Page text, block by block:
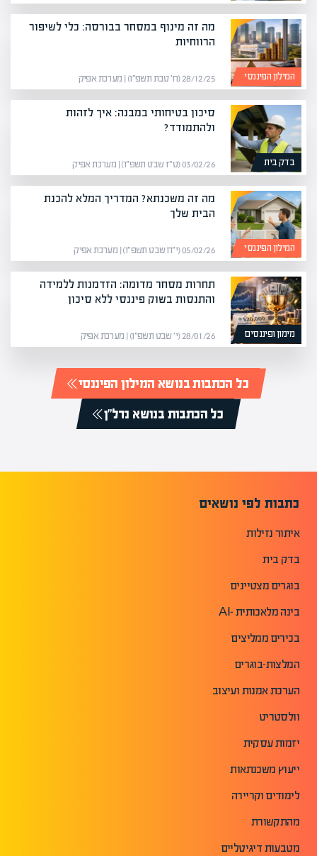
המילון הפיננסי
מה זה מינוף במסחר בבורסה: כלי לשיפור
הרווחיות
28/12/25 (ח׳ טבת תשפ״ו) | מערכת אפיק
בדק בית
סיכון בטיחותי במבנה: איך לזהות
ולהתמודד?
03/02/26 (ט״ז שבט תשפ״ו) | מערכת אפיק
המילון הפיננסי
מה זה משכנתא? המדריך המלא להכנת
הבית שלך
05/02/26 (י״ח שבט תשפ״ו) | מערכת אפיק
מימון ופיננסים
תחרות מסחר מדומה: הזדמנות ללמידה
והתנסות בשוק פיננסי ללא סיכון
28/01/26 (י׳ שבט תשפ״ו) | מערכת אפיק
כל הכתבות בנושא המילון הפיננסי
כל הכתבות בנושא נדל"ן
כתבות לפי נושאים
איתור נזילות
בדק בית
בוגרים מצטיינים
בינה מלאכותית -AI
בכירים ממליצים
המלצות-בוגרים
הערכת אמנות ועיצוב
וולסטריט
יזמות עסקית
ייעוץ משכנתאות
לימודים וקריירה
מהתקשורת
מטבעות דיגיטליים